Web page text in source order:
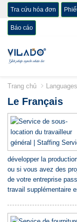
Tra cứu hóa đơn
Báo cáo
Trang chủ Languages
Le Français
développer la
ou si vous avez des
de votre entreprise
travail supplémentaire